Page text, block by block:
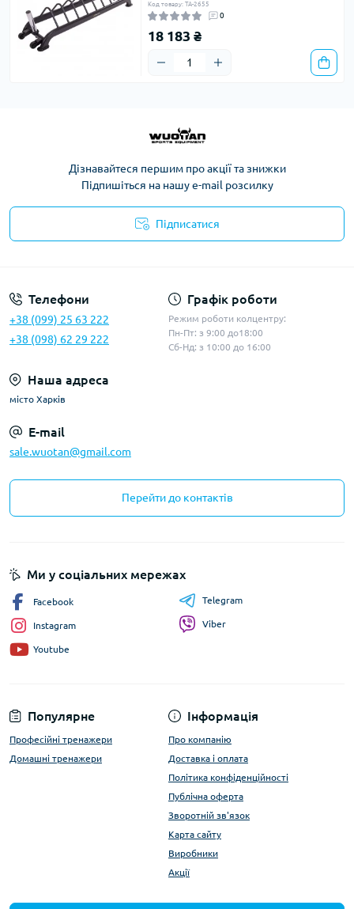
Код товару: TA-2655
0
18 183 ₴
Дізнавайтеся першим про акції та знижки
Підпишіться на нашу e-mail розсилку
Підписатися
Телефони
+38 (099) 25 63 222
+38 (098) 62 29 222
Графік роботи
Режим роботи колцентру:
Пн-Пт: з 9:00 до18:00
Сб-Нд: з 10:00 до 16:00
Наша адреса
місто Харків
E-mail
sale.wuotan@gmail.com
Перейти до контактів
Популярне
Професійні тренажери
Домашні тренажери
Інформація
Про компанію
Доставка і оплата
Політика конфіденційності
Публічна оферта
Зворотній зв'язок
Карта сайту
Виробники
Акції
Ми у соціальних мережах
Facebook
Instagram
Youtube
Telegram
Viber